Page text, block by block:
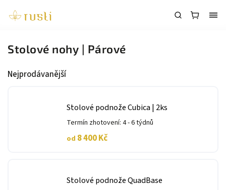
Stolové nohy | Párové
Nejprodávanější
Stolové podnože Cubica | 2ks
Termín zhotovení: 4 - 6 týdnů
od 8 400 Kč
Stolové podnože QuadBase